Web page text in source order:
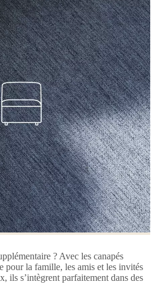
? Avec les canapés
pour la famille, les amis et les invités
ils s’intègrent parfaitement dans des